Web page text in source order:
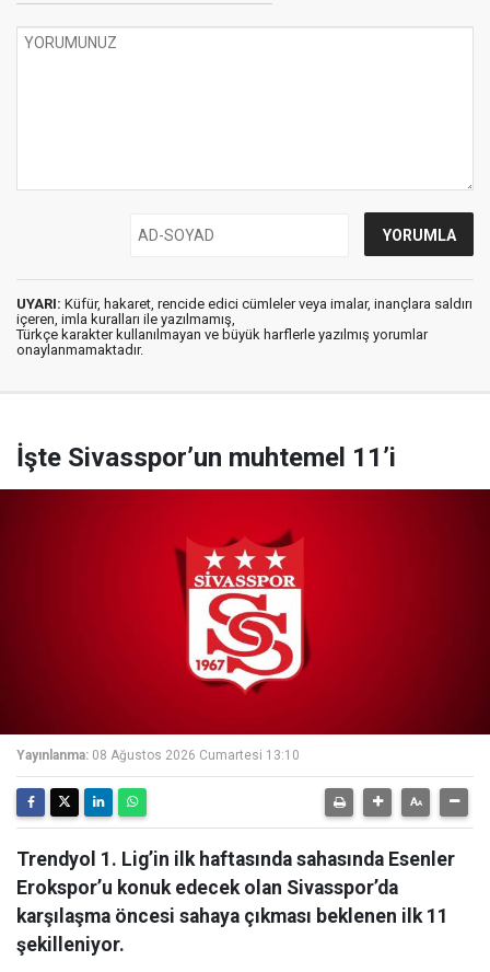
UYARI: Küfür, hakaret, rencide edici cümleler veya imalar, inançlara saldırı
içeren, imla kuralları ile yazılmamış,
Türkçe karakter kullanılmayan ve büyük harflerle yazılmış yorumlar
onaylanmamaktadır.
İşte Sivasspor’un muhtemel 11’i
Yayınlanma: 08 Ağustos 2026 Cumartesi 13:10
Trendyol 1. Lig’in ilk haftasında sahasında Esenler
Erokspor’u konuk edecek olan Sivasspor’da
karşılaşma öncesi sahaya çıkması beklenen ilk 11
şekilleniyor.